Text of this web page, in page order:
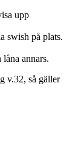
upp
swish på plats.
annars.
v.32, så gäller